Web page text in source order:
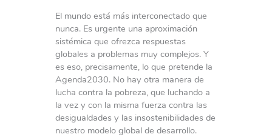
El mundo está más interconectado que
nunca. Es urgente una aproximación
sistémica que ofrezca respuestas
globales a problemas muy complejos. Y
es eso, precisamente, lo que pretende la
Agenda2030. No hay otra manera de
lucha contra la pobreza, que luchando a
la vez y con la misma fuerza contra las
desigualdades y las insostenibilidades de
nuestro modelo global de desarrollo.